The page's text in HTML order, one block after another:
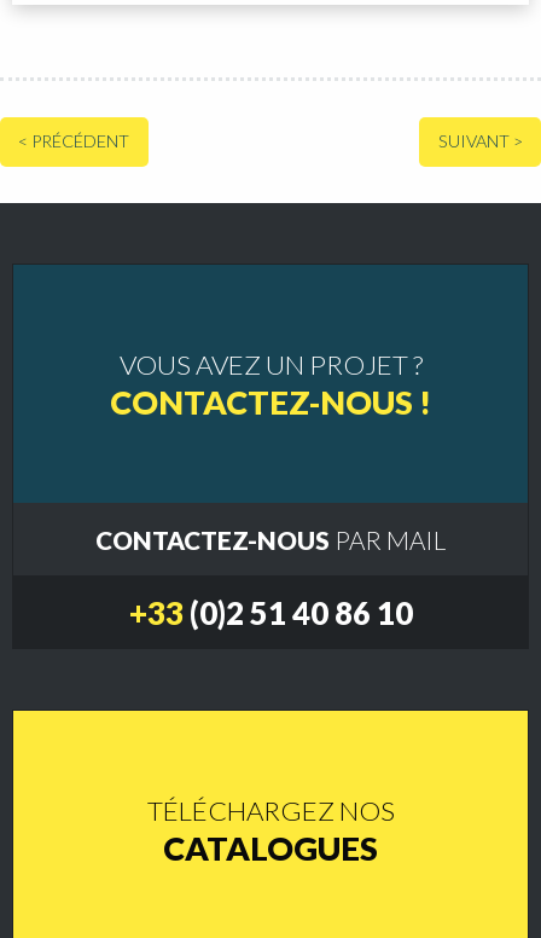
NAVIGATION
DE
L’ARTICLE
< PRÉCÉDENT SUIVANT >
VOUS AVEZ UN PROJET ?
CONTACTEZ-NOUS !
CONTACTEZ-NOUS PAR MAIL
+33 (0)2 51 40 86 10
TÉLÉCHARGEZ NOS
CATALOGUES